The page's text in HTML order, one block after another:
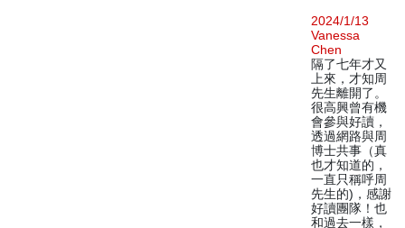
2024/1/13
Vanessa
Chen
隔了七年才又
上來，才知周
先生離開了。
很高興曾有機
會參與好讀，
透過網路與周
博士共事（真
也才知道的，
一直只稱呼周
先生的)，感謝
好讀團隊！也
和過去一樣，